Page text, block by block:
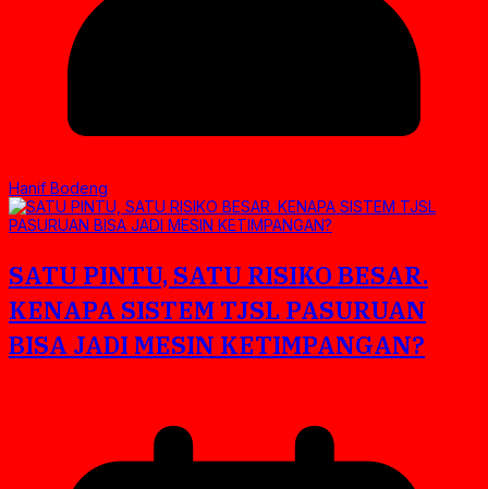
Hanif Bodeng
SATU PINTU, SATU RISIKO BESAR.
KENAPA SISTEM TJSL PASURUAN
BISA JADI MESIN KETIMPANGAN?